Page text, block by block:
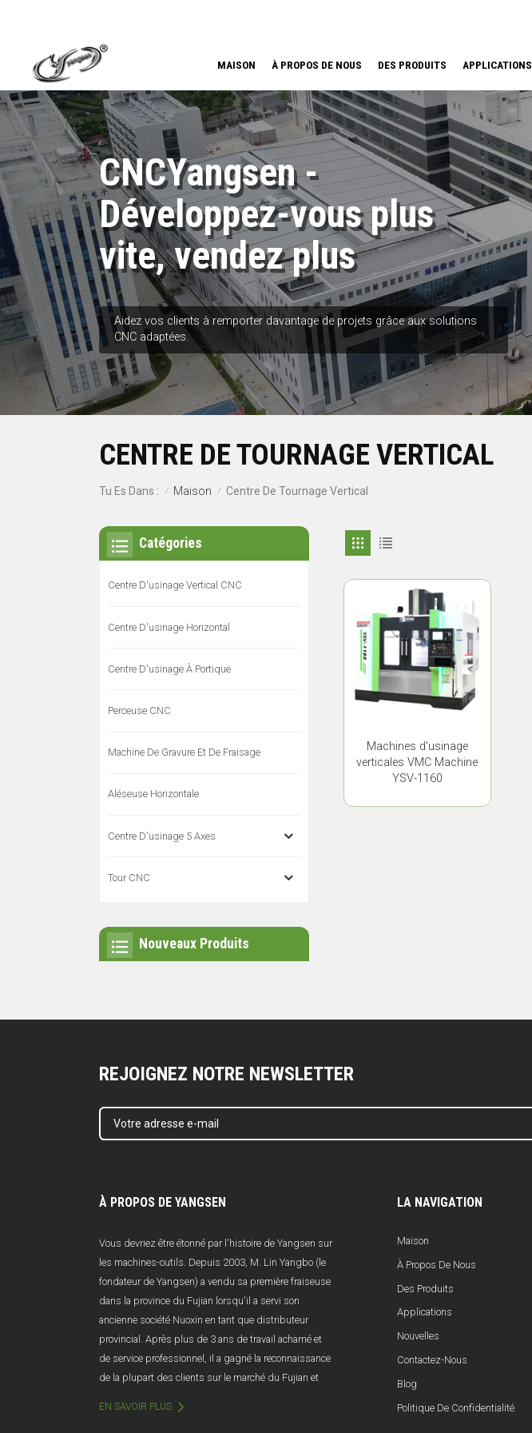
MAISON À PROPOS DE NOUS DES PRODUITS APPLICATIONS
CNCYangsen -
Développez-vous plus
vite, vendez plus
Aidez vos clients à remporter davantage de projets grâce aux solutions
CNC adaptées.
CENTRE DE TOURNAGE VERTICAL
Tu Es Dans : / Maison / Centre De Tournage Vertical
Machines d'usinage
verticales VMC Machine
YSV-1160
Catégories
Centre D'usinage Vertical CNC
Centre D'usinage Horizontal
Centre D'usinage À Portique
Perceuse CNC
Machine De Gravure Et De Fraisage
Aléseuse Horizontale
Centre D'usinage 5 Axes
Tour CNC
Nouveaux Produits
REJOIGNEZ NOTRE NEWSLETTER
À PROPOS DE YANGSEN
Vous devriez être étonné par l'histoire de Yangsen sur
les machines-outils. Depuis 2003, M. Lin Yangbo (le
fondateur de Yangsen) a vendu sa première fraiseuse
dans la province du Fujian lorsqu'il a servi son
ancienne société Nuoxin en tant que distributeur
provincial. Après plus de 3 ans de travail acharné et
de service professionnel, il a gagné la reconnaissance
de la plupart des clients sur le marché du Fujian et
yuans. Malheureusement, en raison d'une mauvaise
EN SAVOIR PLUS
LA NAVIGATION
Maison
À Propos De Nous
Des Produits
Applications
Nouvelles
Contactez-Nous
Blog
Politique De Confidentialité